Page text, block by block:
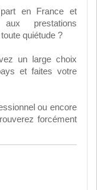
en France et
prestations
quiétude ?
un large choix
et faites votre
ou encore
forcément